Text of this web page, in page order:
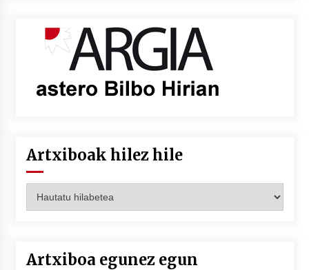
Artxiboak hilez hile
hilez
Artxiboa egunez egun